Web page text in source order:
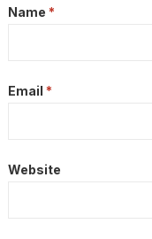
Name *
Email *
Website